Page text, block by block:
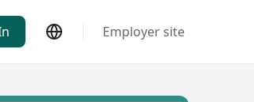
Employer site